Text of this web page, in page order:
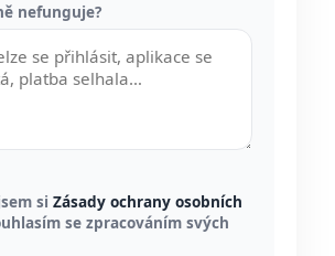
nefunguje?
si Zásady ochrany osobních
se zpracováním svých